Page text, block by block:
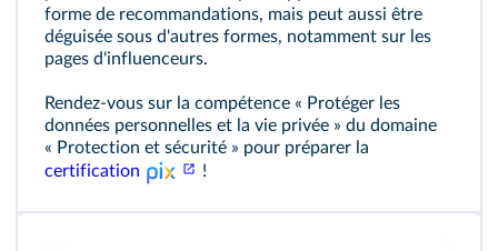
forme de recommandations, mais peut aussi être
déguisée sous d'autres formes, notamment sur les
pages d'influenceurs.
Rendez‑vous sur la compétence « Protéger les
données personnelles et la vie privée » du domaine
« Protection et sécurité » pour préparer la
certification
!